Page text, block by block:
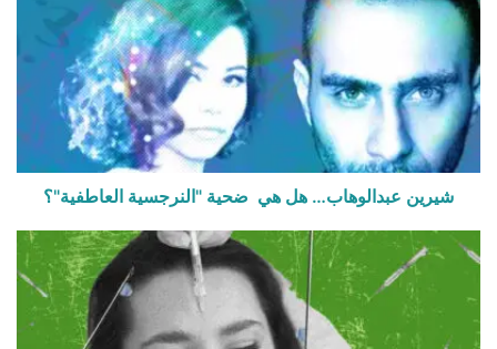
شيرين عبدالوهاب… هل هي ضحية "النرجسية العاطفية"؟